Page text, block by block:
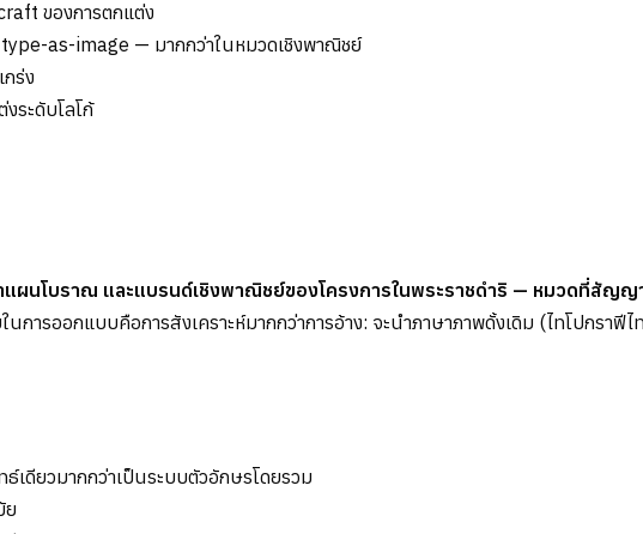
ของการตกแต่ง
as-image — มากกว่าในหมวดเชิงพาณิชย์
ร่ง
ระดับโลโก้
ผนโบราณ และแบรนด์เชิงพาณิชย์ของโครงการในพระราชดำริ — หมวดที่สัญ
นการออกแบบคือการสังเคราะห์มากกว่าการอ้าง: จะนำภาษาภาพดั้งเดิม (ไทโปกราฟี
เดียวมากกว่าเป็นระบบตัวอักษรโดยรวม
ย